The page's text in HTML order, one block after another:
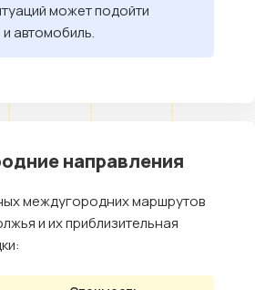
может подойти
автомобиль.
направления
междугородних маршрутов
и их приблизительная